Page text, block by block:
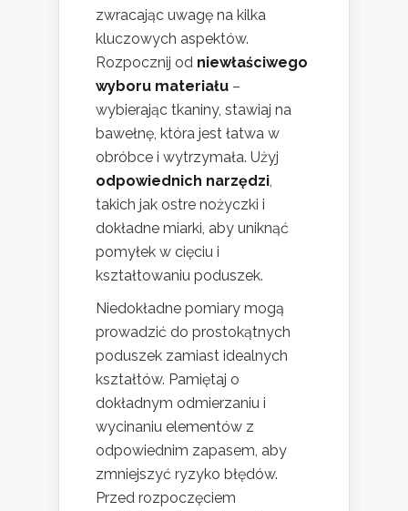
zwracając uwagę na kilka
kluczowych aspektów.
Rozpocznij od niewłaściwego
wyboru materiału –
wybierając tkaniny, stawiaj na
bawełnę, która jest łatwa w
obróbce i wytrzymała. Użyj
odpowiednich narzędzi,
takich jak ostre nożyczki i
dokładne miarki, aby uniknąć
pomyłek w cięciu i
kształtowaniu poduszek.
Niedokładne pomiary mogą
prowadzić do prostokątnych
poduszek zamiast idealnych
kształtów. Pamiętaj o
dokładnym odmierzaniu i
wycinaniu elementów z
odpowiednim zapasem, aby
zmniejszyć ryzyko błędów.
Przed rozpoczęciem